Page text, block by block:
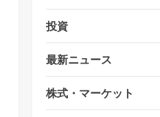
投資
最新ニュース
株式・マーケット